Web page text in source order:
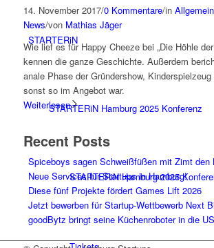
STARTERiN
STARTERiN Hamburg 2025 Konferenz
STARTERiN Hamburg 2025
14. November 2017/0 Kommentare/in Allgemein
News/von Mathias Jäger
Wie lief es für Happy Cheeze bei „Die Höhle
kennen die ganze Geschichte. Außerdem
anale Phase der Gründershow,
sonst so im Angebot war.
Weiterlesen
Recent Posts
Spiceboys sagen Schweißfüßen mit Zimt den
Neue Services für Startups in Hamburg!
Diese fünf Projekte fördert Games Lift 2026
Jetzt bewerben für Startup-Wettbewerb Next
goodBytz bringt seine Küchenroboter in die